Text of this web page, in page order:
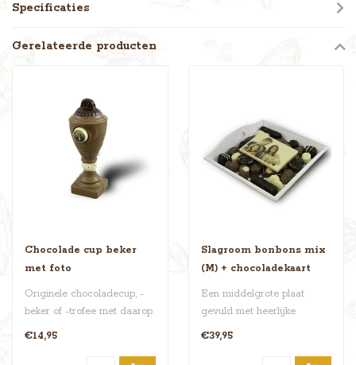
Specificaties
Gerelateerde producten
Chocolade cup beker
met foto
Originele chocoladecup, -
beker of -trofee met daarop
€14,95
Slagroom bonbons mix
(M) + chocoladekaart
Een middelgrote plaat
gevuld met heerlijke
€39,95